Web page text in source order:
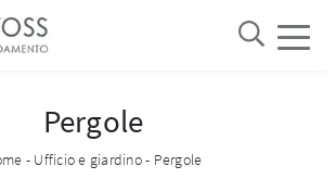
Pergole
- Ufficio e giardino- Pergole